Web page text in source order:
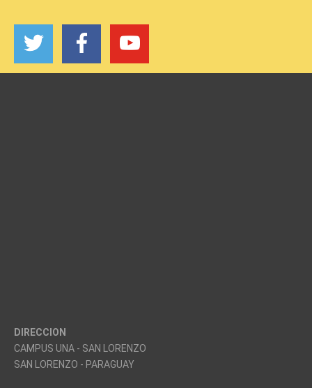
DIRECCION
CAMPUS UNA - SAN LORENZO
SAN LORENZO - PARAGUAY